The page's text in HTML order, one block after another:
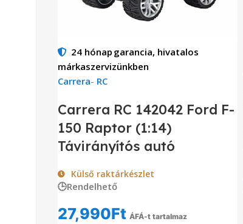
24 hónap garancia, hivatalos
márkaszervizünkben
Carrera- RC
Carrera RC 142042 Ford F-
150 Raptor (1:14)
Távirányítós autó
Külső raktárkészlet
🕒Rendelhető
27,990Ft ÁFÁ-t tartalmaz